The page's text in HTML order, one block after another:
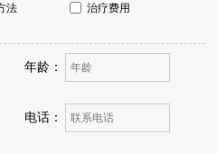
法
治疗费用
年龄：
电话：